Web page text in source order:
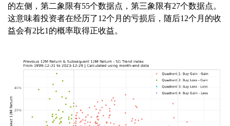
的左侧，第二象限有55个数据点，第三象限有27个数据点。
这意味着投资者在经历了12个月的亏损后，随后12个月的收
益会有2比1的概率取得正收益。